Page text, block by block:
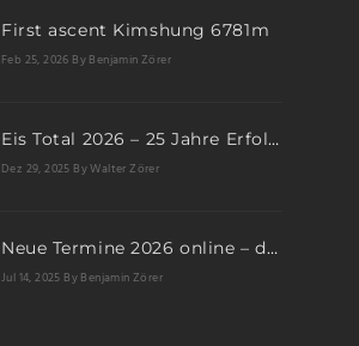
First ascent Kimshung 6781m
Feb 25, 2026 By Benjamin Zörer
Eis Total 2026 – 25 Jahre Erfolgsgeschichte im steilen Eis
Dez 29, 2025 By Walter Zörer
Neue Termine 2026 online – dein nächstes Abenteuer wartet!
Jul 14, 2025 By Benjamin Zörer